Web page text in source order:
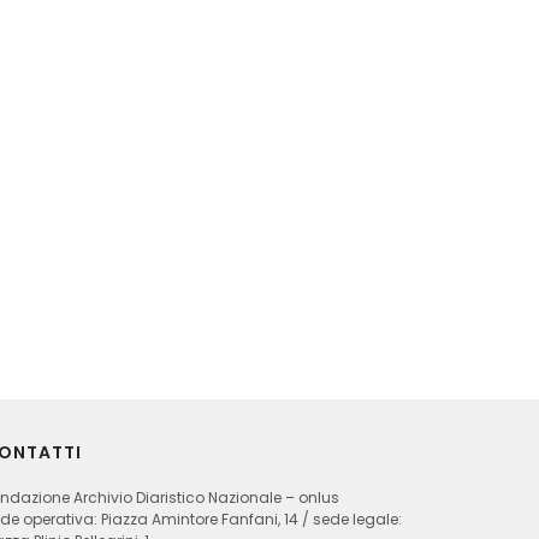
Archivio Diaristico Nazionale – onlus
operativa: Piazza Amintore Fanfani, 14 / sede legale: